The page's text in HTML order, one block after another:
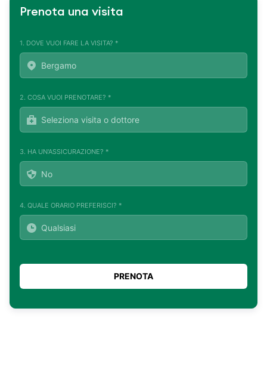
Prenota una visita
1. DOVE VUOI FARE LA VISITA? *
2. COSA VUOI PRENOTARE? *
3. HA UN'ASSICURAZIONE? *
4. QUALE ORARIO PREFERISCI? *